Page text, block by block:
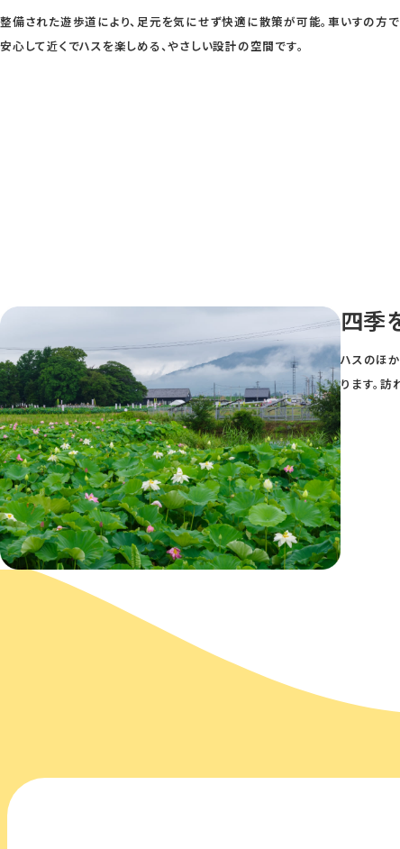
整備された遊歩道により、足元を気にせず快適に散策が可能。車いすの方
安心して近くでハスを楽しめる、やさしい設計の空間です。
四季
ハスのほ
ります。